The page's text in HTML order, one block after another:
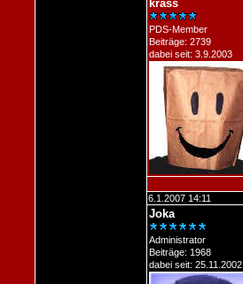
krass
PDS-Member
Beiträge: 2739
dabei seit: 3.9.2003
6.1.2007 14:11
Joka
Administrator
Beiträge: 1968
dabei seit: 25.11.2002